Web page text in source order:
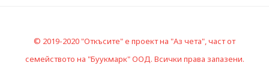
© 2019-2020 "Откъсите" е проект на "Аз чета", част от
семейството на "Буукмарк" ООД. Всички права запазени.